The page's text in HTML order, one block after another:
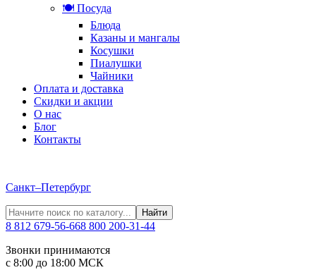
🍽️ Посуда
Блюда
Казаны и мангалы
Косушки
Пиалушки
Чайники
Оплата и доставка
Скидки и акции
О нас
Блог
Контакты
Санкт–Петербург
Найти
8 812 679-56-668 800 200-31-44
Звонки принимаются
с 8:00 до 18:00 МСК